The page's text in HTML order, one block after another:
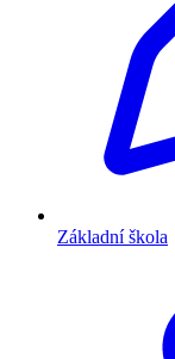
Základní škola